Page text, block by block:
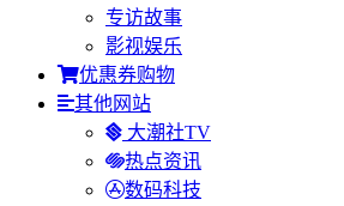
专访故事
影视娱乐
优惠券购物
其他网站
大潮社TV
热点资讯
数码科技